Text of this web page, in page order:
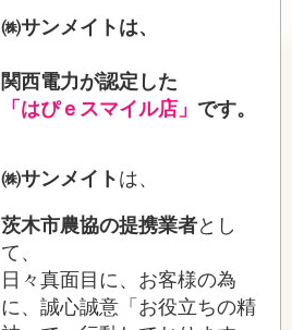
㈱サンメイトは、
関西電力が認定した
「はぴｅスマイル店」 です。
㈱サンメイトは、
茨木市農協の提携業者とし
て、
日々真面目に、お客様の為
に、誠心誠意「お役立ちの精